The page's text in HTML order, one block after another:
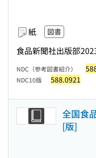
紙 図書
食品新聞社出版部
NDC（参考図書紹介）
NDC10版 588.0921
全国食
[版]